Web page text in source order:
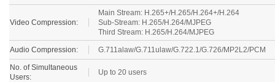
Video Compression:
Main Stream: H.265+/H.265/H.264+/H.264
Sub-Stream: H.265/H.264/MJPEG
Third Stream: H.265/H.264/MJPEG
Audio Compression: G.711alaw/G.711ulaw/G.722.1/G.726/MP2L2/PCM
No. of Simultaneous
Users:
Up to 20 users